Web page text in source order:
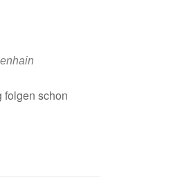
folgen schon